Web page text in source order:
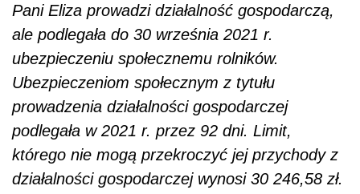
Pani Eliza prowadzi działalność gospodarczą,
ale podlegała do 30 września 2021 r.
ubezpieczeniu społecznemu rolników.
Ubezpieczeniom społecznym z tytułu
prowadzenia działalności gospodarczej
podlegała w 2021 r. przez 92 dni. Limit,
którego nie mogą przekroczyć jej przychody z
działalności gospodarczej wynosi 30 246,58 zł.